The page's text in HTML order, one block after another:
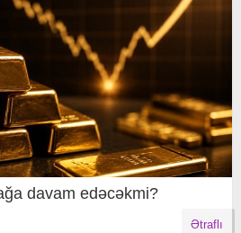
davam edəcəkmi?
Ətraflı